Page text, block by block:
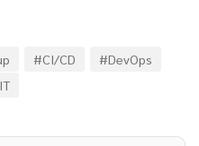
#CI/CD
#DevOps